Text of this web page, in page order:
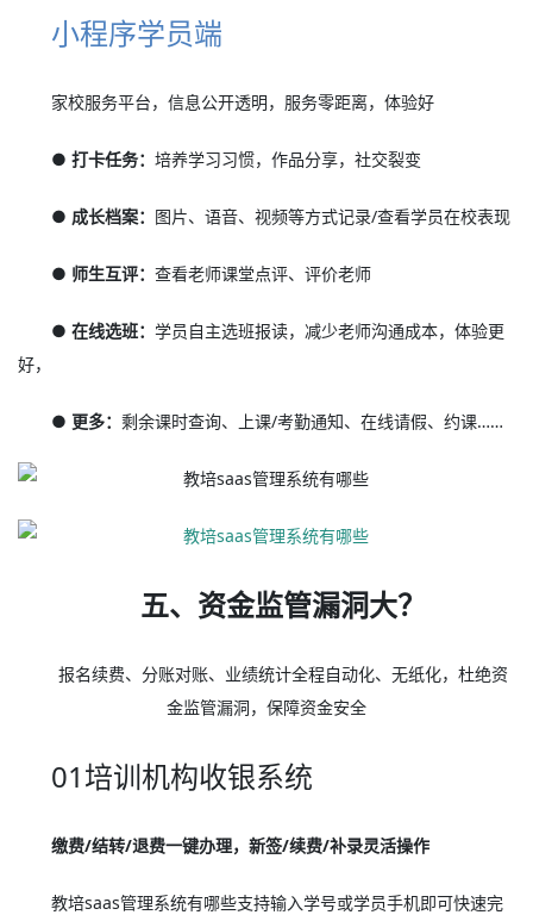
小程序学员端
家校服务平台，信息公开透明，服务零距离，体验好
● 打卡任务：培养学习习惯，作品分享，社交裂变
● 成长档案： 图片、语音、视频等方式记录/查看学员在校表现
● 师生互评：查看老师课堂点评、评价老师
● 在线选班：学员自主选班报读，减少老师沟通成本，体验更
好，
● 更多：剩余课时查询、上课/考勤通知、在线请假、约课……
五、资金监管漏洞大？
报名续费、分账对账、业绩统计全程自动化、无纸化，杜绝资
金监管漏洞，保障资金安全
01培训机构收银系统
缴费/结转/退费一键办理，新签/续费/补录灵活操作
教培saas管理系统有哪些支持输入学号或学员手机即可快速完